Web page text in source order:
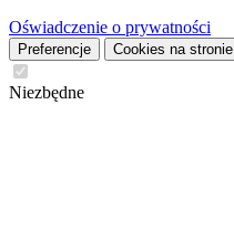
Oświadczenie o prywatności
Preferencje Cookies na stronie
Niezbędne